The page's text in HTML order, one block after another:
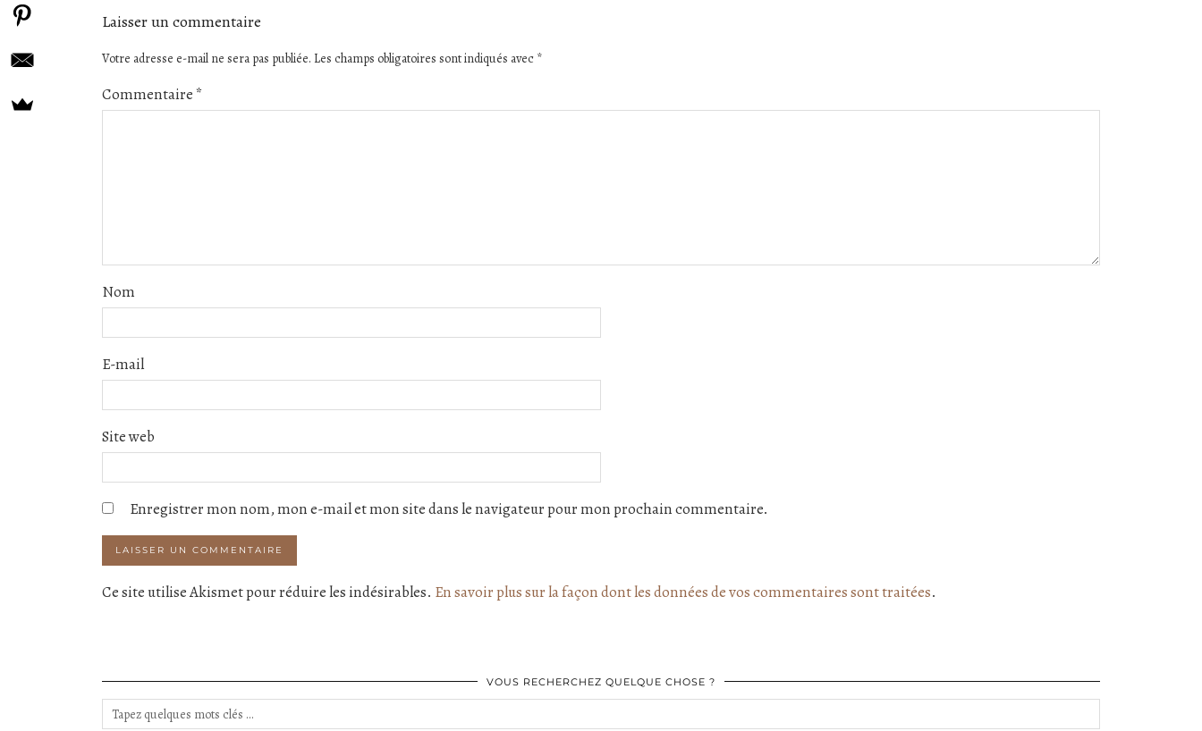
Laisser un commentaire
Votre adresse e-mail ne sera pas publiée. Les champs obligatoires sont indiqués avec *
Commentaire *
Nom
E-mail
Site web
Enregistrer mon nom, mon e-mail et mon site dans le navigateur pour mon prochain commentaire.
Ce site utilise Akismet pour réduire les indésirables. En savoir plus sur la façon dont les données de vos commentaires sont traitées.
VOUS RECHERCHEZ QUELQUE CHOSE ?